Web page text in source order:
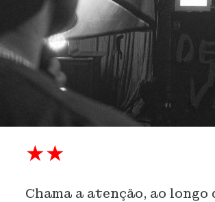
★★
Chama a atenção, ao longo